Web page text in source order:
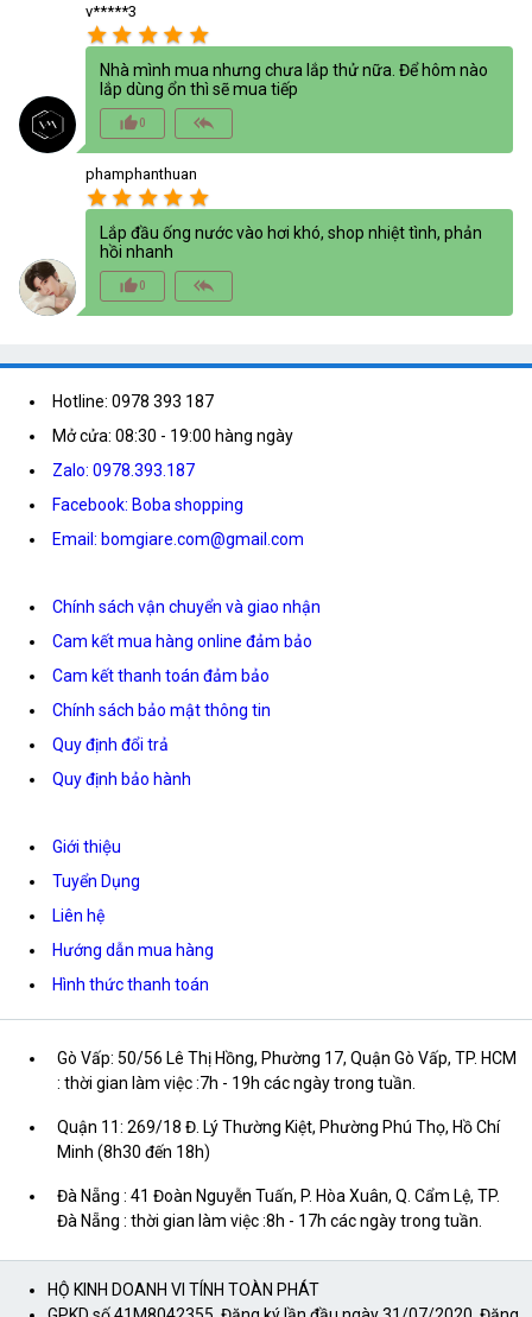
v*****3
star star star star star
Nhà mình mua nhưng chưa lắp thử nữa. Để hôm nào
lắp dùng ổn thì sẽ mua tiếp
thumb_up_alt0 reply_all
phamphanthuan
star star star star star
Lắp đầu ống nước vào hơi khó, shop nhiệt tình, phản
hồi nhanh
thumb_up_alt0 reply_all
Hotline: 0978 393 187
Mở cửa: 08:30 - 19:00 hàng ngày
Zalo: 0978.393.187
Facebook: Boba shopping
Email: bomgiare.com@gmail.com
Chính sách vận chuyển và giao nhận
Cam kết mua hàng online đảm bảo
Cam kết thanh toán đảm bảo
Chính sách bảo mật thông tin
Quy định đổi trả
Quy định bảo hành
Giới thiệu
Tuyển Dụng
Liên hệ
Hướng dẫn mua hàng
Hình thức thanh toán
Gò Vấp: 50/56 Lê Thị Hồng, Phường 17, Quận Gò Vấp, TP. HCM
: thời gian làm việc :7h - 19h các ngày trong tuần.
Quận 11: 269/18 Đ. Lý Thường Kiệt, Phường Phú Thọ, Hồ Chí
Minh (8h30 đến 18h)
Đà Nẵng : 41 Đoàn Nguyễn Tuấn, P. Hòa Xuân, Q. Cẩm Lệ, TP.
Đà Nẵng : thời gian làm việc :8h - 17h các ngày trong tuần.
HỘ KINH DOANH VI TÍNH TOÀN PHÁT